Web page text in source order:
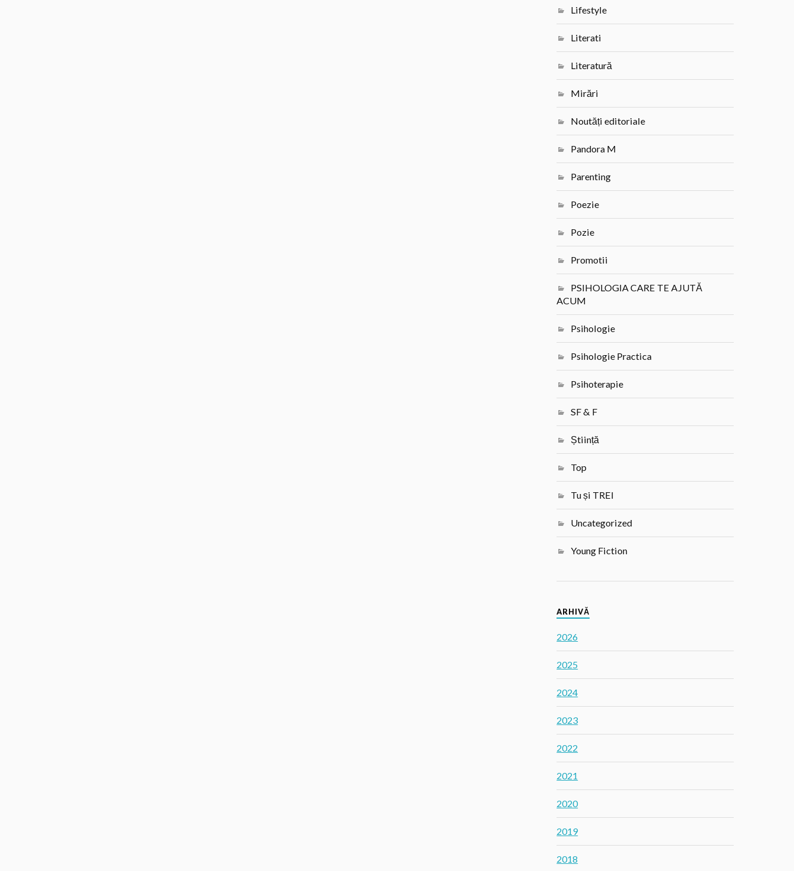
Lifestyle
Literati
Literatură
Mirări
Noutăți editoriale
Pandora M
Parenting
Poezie
Pozie
Promotii
PSIHOLOGIA CARE TE AJUTĂ
ACUM
Psihologie
Psihologie Practica
Psihoterapie
SF & F
Știință
Top
Tu și TREI
Uncategorized
Young Fiction
ARHIVĂ
2026
2025
2024
2023
2022
2021
2020
2019
2018